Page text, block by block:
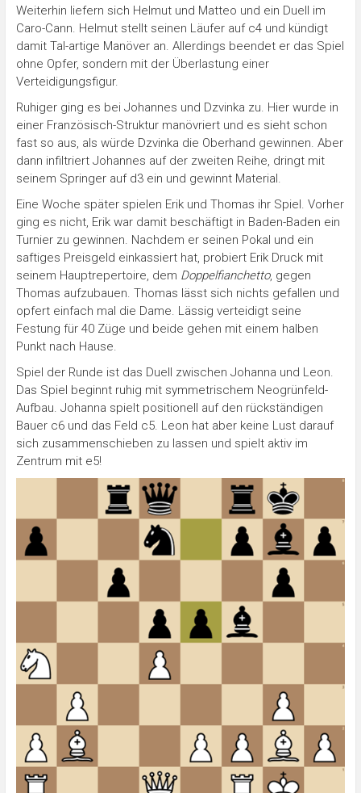
Weiterhin liefern sich Helmut und Matteo und ein Duell im
Caro-Cann. Helmut stellt seinen Läufer auf c4 und kündigt
damit Tal-artige Manöver an. Allerdings beendet er das Spiel
ohne Opfer, sondern mit der Überlastung einer
Verteidigungsfigur.
Ruhiger ging es bei Johannes und Dzvinka zu. Hier wurde in
einer Französisch-Struktur manövriert und es sieht schon
fast so aus, als würde Dzvinka die Oberhand gewinnen. Aber
dann infiltriert Johannes auf der zweiten Reihe, dringt mit
seinem Springer auf d3 ein und gewinnt Material.
Eine Woche später spielen Erik und Thomas ihr Spiel. Vorher
ging es nicht, Erik war damit beschäftigt in Baden-Baden ein
Turnier zu gewinnen. Nachdem er seinen Pokal und ein
saftiges Preisgeld einkassiert hat, probiert Erik Druck mit
seinem Hauptrepertoire, dem Doppelfianchetto, gegen
Thomas aufzubauen. Thomas lässt sich nichts gefallen und
opfert einfach mal die Dame. Lässig verteidigt seine
Festung für 40 Züge und beide gehen mit einem halben
Punkt nach Hause.
Spiel der Runde ist das Duell zwischen Johanna und Leon.
Das Spiel beginnt ruhig mit symmetrischem Neogrünfeld-
Aufbau. Johanna spielt positionell auf den rückständigen
Bauer c6 und das Feld c5. Leon hat aber keine Lust darauf
sich zusammenschieben zu lassen und spielt aktiv im
Zentrum mit e5!